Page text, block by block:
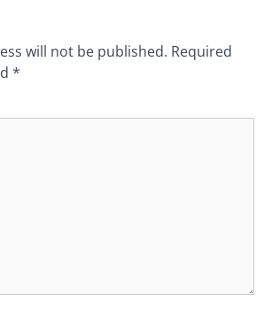
will not be published. Required
*